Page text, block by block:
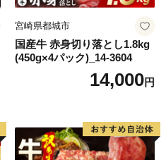
宮崎県都城市
国産牛 赤身切り落とし1.8kg
(450g×4パック)_14-3604
14,000円